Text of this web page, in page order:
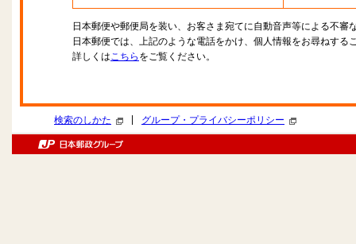
日本郵便や郵便局を装い、お客さま宛てに自動音声等による不審
日本郵便では、上記のような電話をかけ、個人情報をお尋ねする
詳しくはこちら をご覧ください。
検索のしかた グループ・プライバシーポリシー